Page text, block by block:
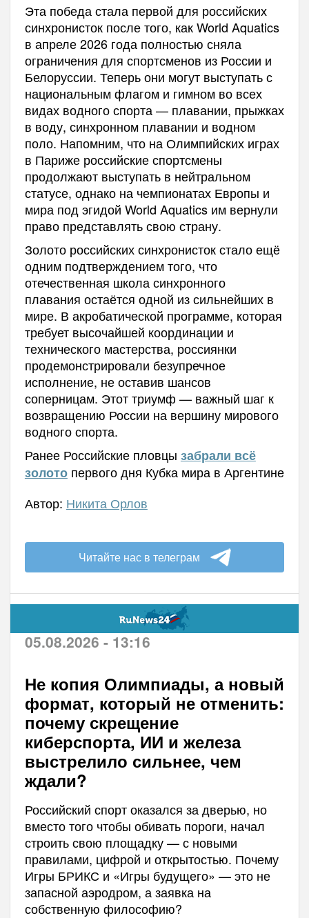
Эта победа стала первой для российских
синхронисток после того, как World Aquatics
в апреле 2026 года полностью сняла
ограничения для спортсменов из России и
Белоруссии. Теперь они могут выступать с
национальным флагом и гимном во всех
видах водного спорта — плавании, прыжках
в воду, синхронном плавании и водном
поло. Напомним, что на Олимпийских играх
в Париже российские спортсмены
продолжают выступать в нейтральном
статусе, однако на чемпионатах Европы и
мира под эгидой World Aquatics им вернули
право представлять свою страну.
Золото российских синхронисток стало ещё
одним подтверждением того, что
отечественная школа синхронного
плавания остаётся одной из сильнейших в
мире. В акробатической программе, которая
требует высочайшей координации и
технического мастерства, россиянки
продемонстрировали безупречное
исполнение, не оставив шансов
соперницам. Этот триумф — важный шаг к
возвращению России на вершину мирового
водного спорта.
Ранее Российские пловцы забрали всё
золотопервого дня Кубка мира в Аргентине
Автор: Никита Орлов
Читайте нас в телеграм
05.08.2026 - 13:16
Не копия Олимпиады, а новый
формат, который не отменить:
почему скрещение
киберспорта, ИИ и железа
выстрелило сильнее, чем
ждали?
Российский спорт оказался за дверью, но
вместо того чтобы обивать пороги, начал
строить свою площадку — с новыми
правилами, цифрой и открытостью. Почему
Игры БРИКС и «Игры будущего» — это не
запасной аэродром, а заявка на
собственную философию?